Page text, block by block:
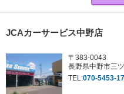
JCAカーサービス中野店
〒383-0043
長野県中野市三
TEL:070-5453-